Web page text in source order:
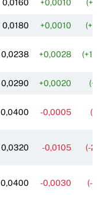
0,0160 +0,0010
0,0180 +0,0010
0,0238 +0,0028
0,0290 +0,0020
0,0400 -0,0005 (-
0,0320 -0,0105 (-
0,0400 -0,0030 (-